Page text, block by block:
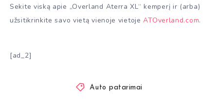
Sekite viską apie „Overland Aterra XL“ kemperį ir (arba)
užsitikrinkite savo vietą vienoje vietojeATOverland.com.
[ad_2]
Auto patarimai